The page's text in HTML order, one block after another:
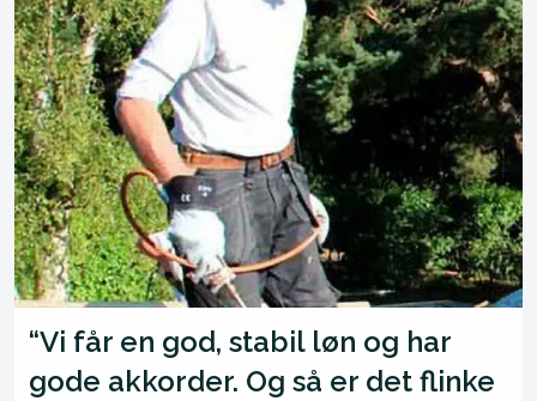
“Vi får en god, stabil løn og har
gode akkorder. Og så er det flinke